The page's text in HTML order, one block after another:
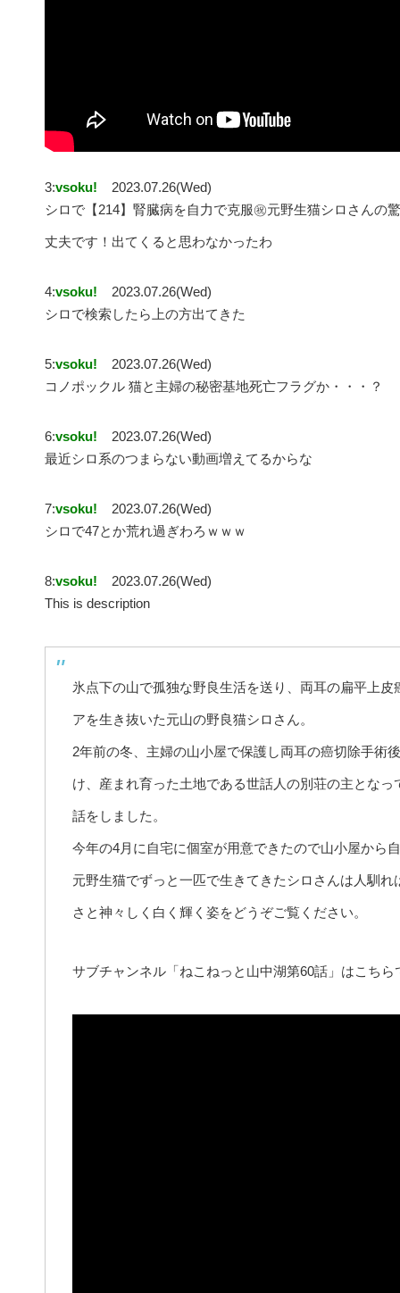
3:vsoku!
2023.07.26(Wed)
シロで【214】腎臓病を自力で克服㊗️元野生猫シロさん
丈夫です！出てくると思わなかったわ
4:vsoku!
2023.07.26(Wed)
シロで検索したら上の方出てきた
5:vsoku!
2023.07.26(Wed)
コノポックル 猫と主婦の秘密基地死亡フラグか・・・？
6:vsoku!
2023.07.26(Wed)
最近シロ系のつまらない動画増えてるからな
7:vsoku!
2023.07.26(Wed)
シロで47とか荒れ過ぎわろｗｗｗ
8:vsoku!
2023.07.26(Wed)
This is description
氷点下の山で孤独な野良生活を送り、両耳の扁平上
アを生き抜いた元山の野良猫シロさん。
2年前の冬、主婦の山小屋で保護し両耳の癌切除手術
け、産まれ育った土地である世話人の別荘の主とな
話をしました。
今年の4月に自宅に個室が用意できたので山小屋から
元野生猫でずっと一匹で生きてきたシロさんは人馴
さと神々しく白く輝く姿をどうぞご覧ください。
サブチャンネル「ねこねっと山中湖第60話」はこちら